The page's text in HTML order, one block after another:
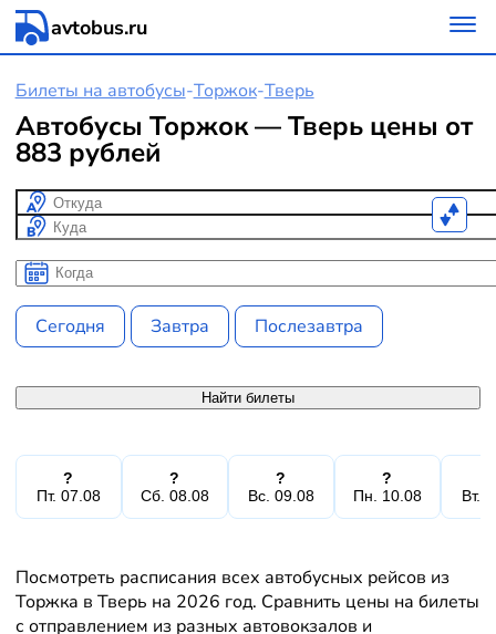
avtobus.ru
Билеты на автобусы-Торжок-Тверь
Автобусы Торжок — Тверь цены от
883 рублей
Откуда
Куда
Когда
Когда
Сегодня Завтра Послезавтра
Найти билеты
?
Пт. 07.08
?
Сб. 08.08
?
Вс. 09.08
?
Пн. 10.08
Вт.
Посмотреть расписания всех автобусных рейсов из
Торжка в Тверь на 2026 год. Сравнить цены на билеты
с отправлением из разных автовокзалов и